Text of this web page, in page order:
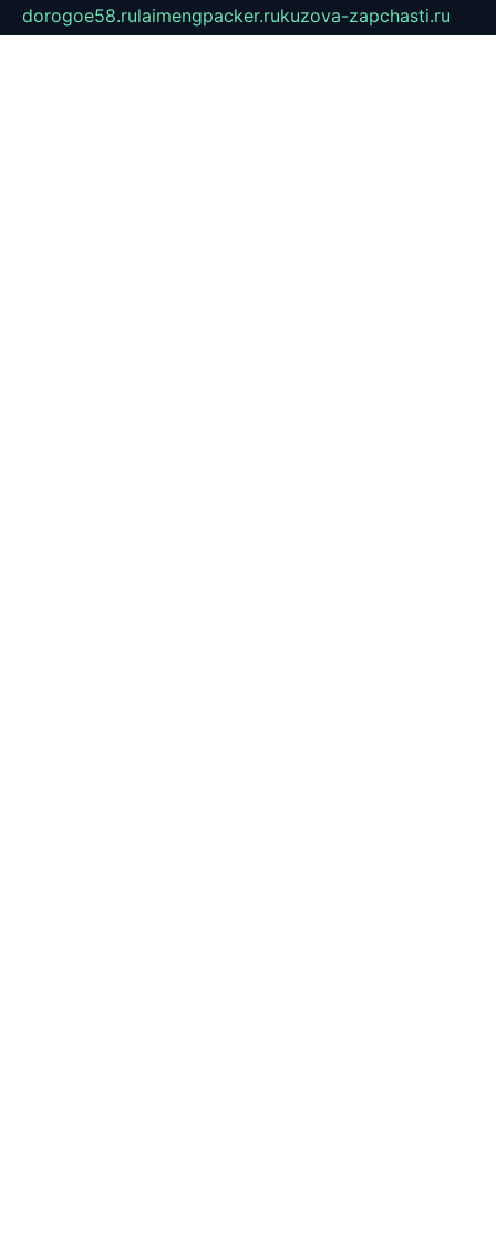
dorogoe58.rulaimengpacker.rukuzova-zapchasti.ru
sageerp.rutaxodrom.rudsrazvitie.ruhardcity.net.ru